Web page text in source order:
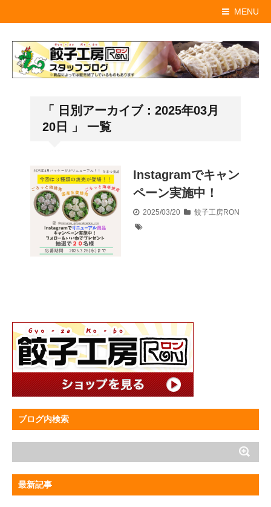
MENU
「 日別アーカイブ：2025年03月
20日 」 一覧
Instagramでキャン
ペーン実施中！
2025/03/20 餃子工房RON
ブログ内検索
最新記事